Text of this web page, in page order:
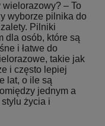
– To
wyborze pilnika do
Pilniki
dla osób, które są
i łatwe do
takie jak
i często lepiej
lat, o ile są
jednym a
życia i